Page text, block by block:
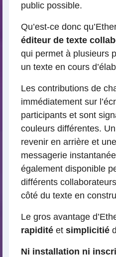
public possible.
Qu’est-ce donc
éditeur de texte
qui permet à plusieurs
un texte en cours
Les contributions de
immédiatement sur
participants et sont
couleurs différentes.
revenir en arrière et
messagerie
également disponible
différents
côté du texte en
Le gros avantage
rapidité et simplicitié
Ni installation ni